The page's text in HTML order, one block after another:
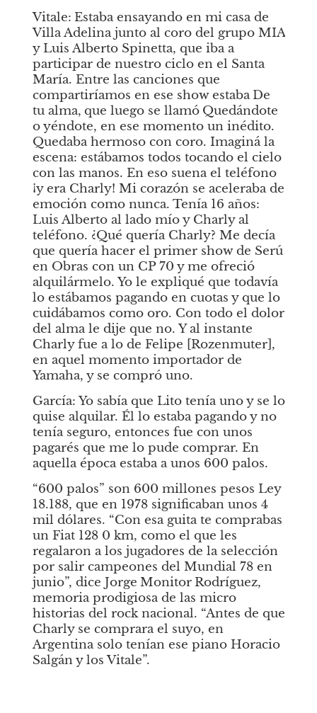
Vitale: Estaba ensayando en mi casa de
Villa Adelina junto al coro del grupo MIA
y Luis Alberto Spinetta, que iba a
participar de nuestro ciclo en el Santa
María. Entre las canciones que
compartiríamos en ese show estaba De
tu alma, que luego se llamó Quedándote
o yéndote, en ese momento un inédito.
Quedaba hermoso con coro. Imaginá la
escena: estábamos todos tocando el cielo
con las manos. En eso suena el teléfono
¡y era Charly! Mi corazón se aceleraba de
emoción como nunca. Tenía 16 años:
Luis Alberto al lado mío y Charly al
teléfono. ¿Qué quería Charly? Me decía
que quería hacer el primer show de Serú
en Obras con un CP 70 y me ofreció
alquilármelo. Yo le expliqué que todavía
lo estábamos pagando en cuotas y que lo
cuidábamos como oro. Con todo el dolor
del alma le dije que no. Y al instante
Charly fue a lo de Felipe [Rozenmuter],
en aquel momento importador de
Yamaha, y se compró uno.
García: Yo sabía que Lito tenía uno y se lo
quise alquilar. Él lo estaba pagando y no
tenía seguro, entonces fue con unos
pagarés que me lo pude comprar. En
aquella época estaba a unos 600 palos.
“600 palos” son 600 millones pesos Ley
18.188, que en 1978 significaban unos 4
mil dólares. “Con esa guita te comprabas
un Fiat 128 0 km, como el que les
regalaron a los jugadores de la selección
por salir campeones del Mundial 78 en
junio”, dice Jorge Monitor Rodríguez,
memoria prodigiosa de las micro
historias del rock nacional. “Antes de que
Charly se comprara el suyo, en
Argentina solo tenían ese piano Horacio
Salgán y los Vitale”.